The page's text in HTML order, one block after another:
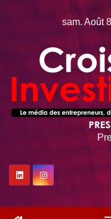
sam. Août